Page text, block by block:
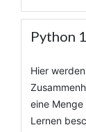
Python
Hier
eine
Lernen